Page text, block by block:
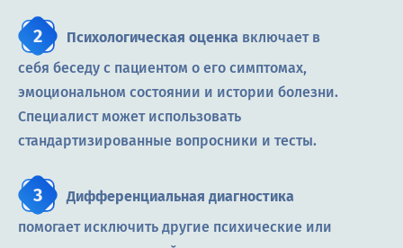
Психологическая оценка включает в
себя беседу с пациентом о его симптомах,
эмоциональном состоянии и истории болезни.
Специалист может использовать
стандартизированные вопросники и тесты.
Дифференциальная диагностика
помогает исключить другие психические или